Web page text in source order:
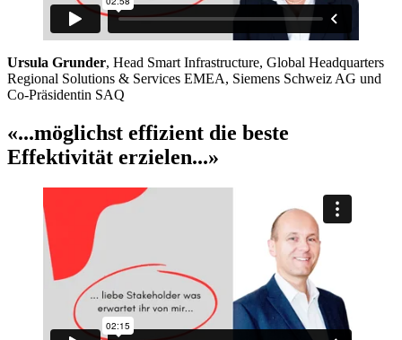
Ursula Grunder, Head Smart Infrastructure, Global Headquarters
Regional Solutions & Services EMEA, Siemens Schweiz AG und
Co-Präsidentin SAQ
«...möglichst effizient die beste
Effektivität erzielen...»